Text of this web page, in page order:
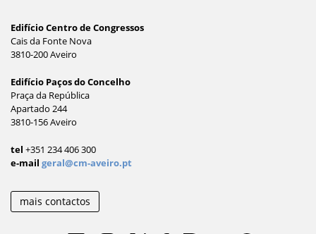
Edifício Centro de Congressos
Cais da Fonte Nova
3810-200 Aveiro
Edifício Paços do Concelho
Praça da República
Apartado 244
3810-156 Aveiro
tel +351 234 406 300
e-mail geral@cm-aveiro.pt
mais contactos